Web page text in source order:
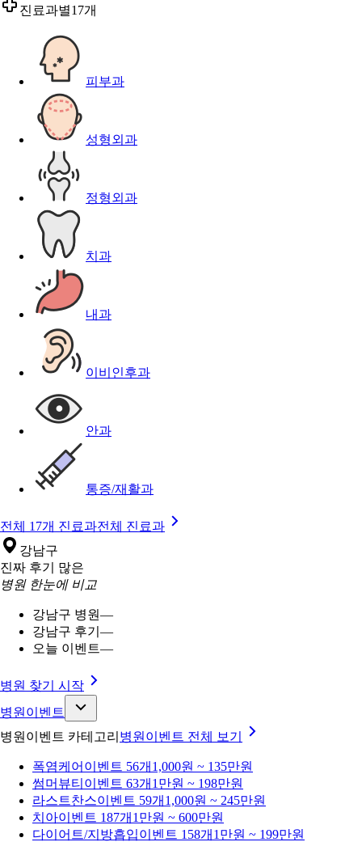
진료과별17개
피부과
성형외과
정형외과
치과
내과
이비인후과
안과
통증/재활과
전체 17개 진료과전체 진료과
강남구
진짜 후기 많은
병원 한눈에 비교
강남구 병원—
강남구 후기 —
오늘 이벤트—
병원 찾기 시작
병원이벤트
병원이벤트 카테고리 병원이벤트 전체 보기
폭염케어 이벤트 56개 1,000원 ~ 135만원
썸머뷰티 이벤트 63개 1만원 ~ 198만원
라스트찬스이벤트 59개 1,000원 ~ 245만원
치아이벤트 187개 1만원 ~ 600만원
다이어트/지방흡입이벤트 158개 1만원 ~ 199만원